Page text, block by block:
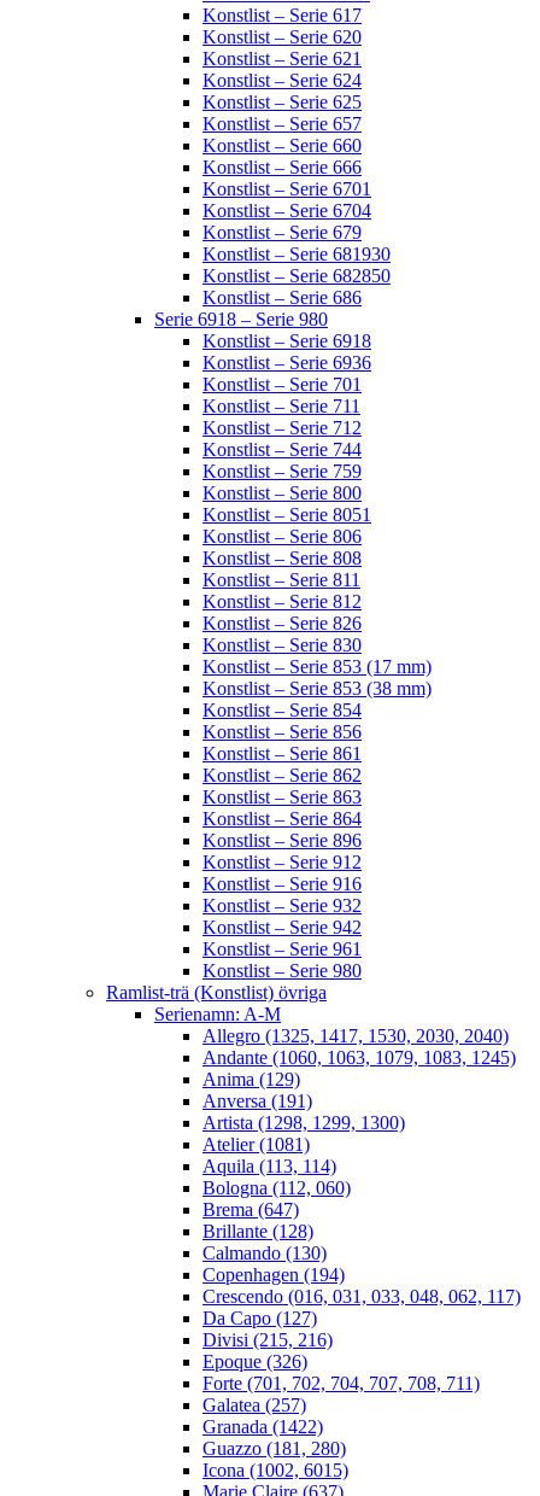
Konstlist – Serie 617
Konstlist – Serie 620
Konstlist – Serie 621
Konstlist – Serie 624
Konstlist – Serie 625
Konstlist – Serie 657
Konstlist – Serie 660
Konstlist – Serie 666
Konstlist – Serie 6701
Konstlist – Serie 6704
Konstlist – Serie 679
Konstlist – Serie 681930
Konstlist – Serie 682850
Konstlist – Serie 686
Serie 6918 – Serie 980
Konstlist – Serie 6918
Konstlist – Serie 6936
Konstlist – Serie 701
Konstlist – Serie 711
Konstlist – Serie 712
Konstlist – Serie 744
Konstlist – Serie 759
Konstlist – Serie 800
Konstlist – Serie 8051
Konstlist – Serie 806
Konstlist – Serie 808
Konstlist – Serie 811
Konstlist – Serie 812
Konstlist – Serie 826
Konstlist – Serie 830
Konstlist – Serie 853 (17 mm)
Konstlist – Serie 853 (38 mm)
Konstlist – Serie 854
Konstlist – Serie 856
Konstlist – Serie 861
Konstlist – Serie 862
Konstlist – Serie 863
Konstlist – Serie 864
Konstlist – Serie 896
Konstlist – Serie 912
Konstlist – Serie 916
Konstlist – Serie 932
Konstlist – Serie 942
Konstlist – Serie 961
Konstlist – Serie 980
Ramlist-trä (Konstlist) övriga
Serienamn: A-M
Allegro (1325, 1417, 1530, 2030, 2040)
Andante (1060, 1063, 1079, 1083, 1245)
Anima (129)
Anversa (191)
Artista (1298, 1299, 1300)
Atelier (1081)
Aquila (113, 114)
Bologna (112, 060)
Brema (647)
Brillante (128)
Calmando (130)
Copenhagen (194)
Crescendo (016, 031, 033, 048, 062, 117)
Da Capo (127)
Divisi (215, 216)
Epoque (326)
Forte (701, 702, 704, 707, 708, 711)
Galatea (257)
Granada (1422)
Guazzo (181, 280)
Icona (1002, 6015)
Marie Claire (637)